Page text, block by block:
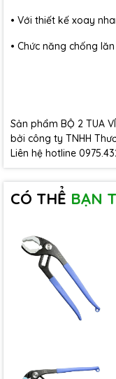
• Với thiết kế xoay
• Chức năng chống lăn
Sản phẩm BỘ 2 TUA
bởi công ty TNHH
Liên hệ hotline
CÓ THỂ BẠN